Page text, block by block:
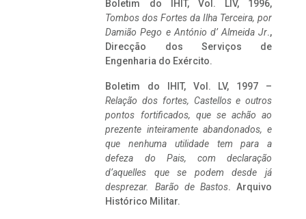
Boletim do IHIT, Vol. LIV, 1996,
Tombos dos Fortes da Ilha Terceira, por
Damião Pego e António d’ Almeida Jr.,
Direcção dos Serviços de
Engenharia do Exército.
Boletim do IHIT, Vol. LV, 1997 –
Relação dos fortes, Castellos e outros
pontos fortificados, que se achão ao
prezente inteiramente abandonados, e
que nenhuma utilidade tem para a
defeza do Pais, com declaração
d’aquelles que se podem desde já
desprezar. Barão de Bastos. Arquivo
Histórico Militar.